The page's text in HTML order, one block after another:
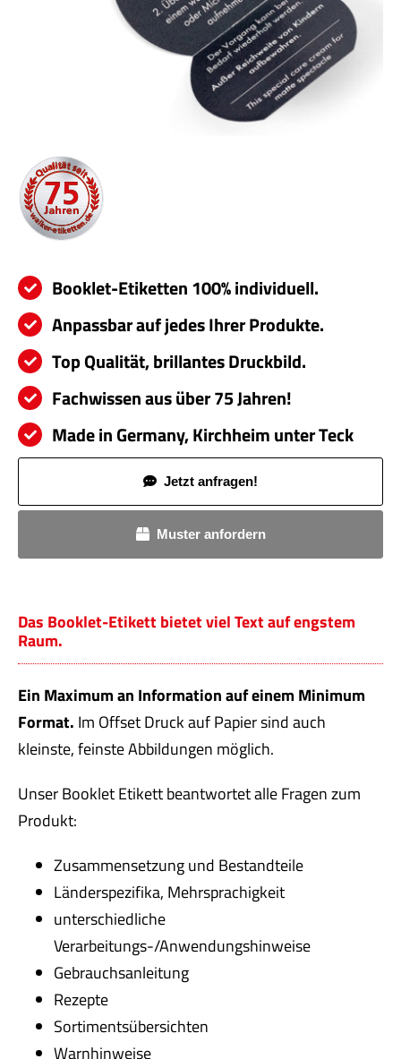
Booklet-Etiketten 100% individuell.
Anpassbar auf jedes Ihrer Produkte.
Top Qualität, brillantes Druckbild.
Fachwissen aus über 75 Jahren!
Made in Germany, Kirchheim unter Teck
Jetzt anfragen!
Muster anfordern
Das Booklet-Etikett bietet viel Text auf engstem
Raum.
Ein Maximum an Information auf einem Minimum
Format. Im Offset Druck auf Papier sind auch
kleinste, feinste Abbildungen möglich.
UnserBooklet Etikett beantwortet alle Fragen zum
Produkt:
Zusammensetzung und Bestandteile
Länderspezifika, Mehrsprachigkeit
unterschiedliche
Verarbeitungs-/Anwendungshinweise
Gebrauchsanleitung
Rezepte
Sortimentsübersichten
Warnhinweise